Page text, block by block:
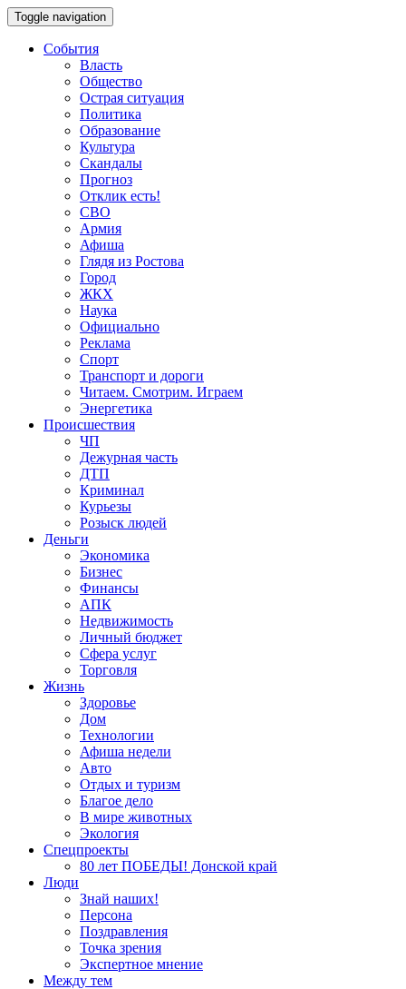
Toggle navigation
События
Власть
Общество
Острая ситуация
Политика
Образование
Культура
Скандалы
Прогноз
Отклик есть!
СВО
Армия
Афиша
Глядя из Ростова
Город
ЖКХ
Наука
Официально
Реклама
Спорт
Транспорт и дороги
Читаем. Смотрим. Играем
Энергетика
Происшествия
ЧП
Дежурная часть
ДТП
Криминал
Курьезы
Розыск людей
Деньги
Экономика
Бизнес
Финансы
АПК
Недвижимость
Личный бюджет
Сфера услуг
Торговля
Жизнь
Здоровье
Дом
Технологии
Афиша недели
Авто
Отдых и туризм
Благое дело
В мире животных
Экология
Спецпроекты
80 лет ПОБЕДЫ! Донской край
Люди
Знай наших!
Персона
Поздравления
Точка зрения
Экспертное мнение
Между тем